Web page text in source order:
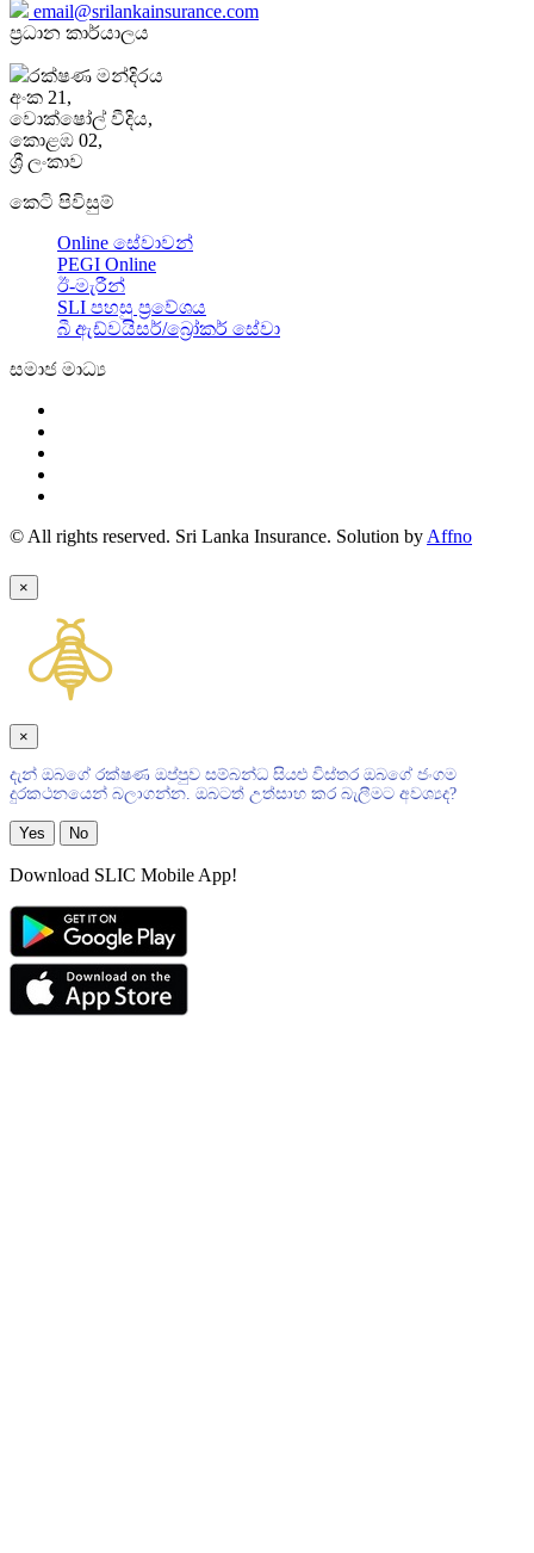
email@srilankainsurance.com
ප්‍රධාන කාර්යාලය
රක්ෂණ මන්දිරය
අංක 21,
වොක්ෂෝල් වීදිය,
කොළඹ 02,
ශ්‍රී ලංකාව
කෙටි පිවිසුම්
Online සේවාවන්
PEGI Online
ඊ-මැරීන්
SLI පහසු ප්‍රවේශය
බී ඇඩ්වයිසර්/බ්‍රෝකර් සේවා
සමාජ මාධ්‍ය
© All rights reserved. Sri Lanka Insurance. Solution byAffno
×
×
දැන් ඔබගේ රක්ෂණ ඔප්පුව සම්බන්ධ සියළු විස්තර ඔබගේ ජංගම
දුරකථනයෙන් බලාගන්න. ඔබටත් උත්සාහ කර බැලීමට අවශ්‍යද?
Yes No
Download SLIC Mobile App!